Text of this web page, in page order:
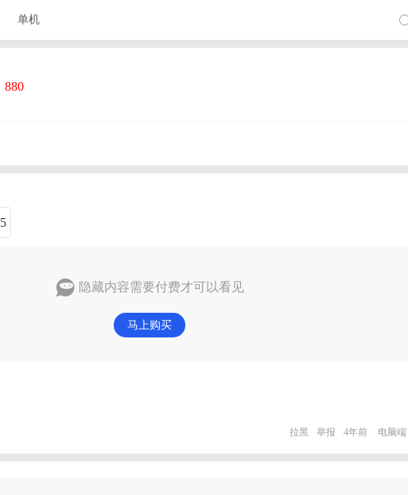
单机
880
隐藏内容需要付费才可以看见
马上购买
拉黑 举报 4年前 电脑端